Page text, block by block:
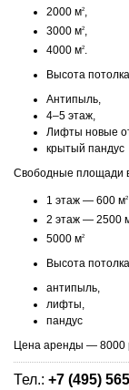
2000 м2,
3000 м2,
4000 м2.
Высота
Антипыль,
4–5 этаж,
Лифты новые
крытый пандус
Свободные площади
1 этаж — 600 м2
2 этаж — 2500
5000 м2
Высота
антипыль,
лифты,
пандус
Цена аренды — 8000
Тел.: +7 (495)